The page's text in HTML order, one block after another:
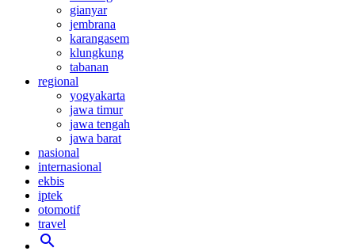
gianyar
jembrana
karangasem
klungkung
tabanan
regional
yogyakarta
jawa timur
jawa tengah
jawa barat
nasional
internasional
ekbis
iptek
otomotif
travel
search